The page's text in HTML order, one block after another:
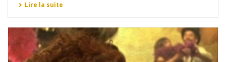
Lire la suite